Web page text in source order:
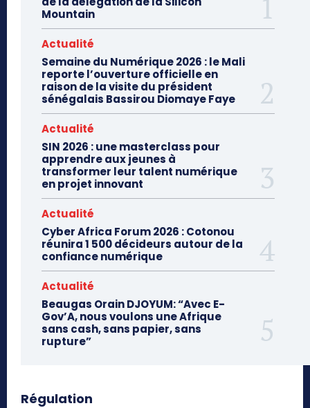
Mountain
Actualité
Semaine du Numérique 2026 : le Mali
reporte l’ouverture officielle en
raison de la visite du président
sénégalais Bassirou Diomaye Faye
Actualité
SIN 2026 : une masterclass pour
apprendre aux jeunes à
transformer leur talent numérique
en projet innovant
Actualité
Cyber Africa Forum 2026 : Cotonou
réunira 1 500 décideurs autour de la
confiance numérique
Actualité
Beaugas Orain DJOYUM: “Avec E-
Gov’A, nous voulons une Afrique
sans cash, sans papier, sans
rupture”
Régulation